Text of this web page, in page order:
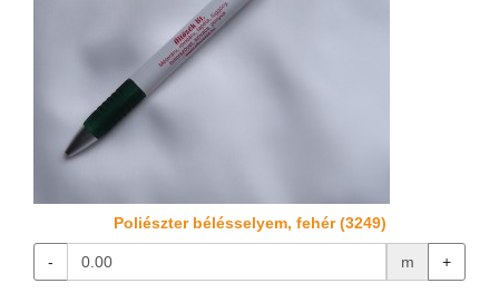
Poliészter bélésselyem, fehér (3249)
- m +